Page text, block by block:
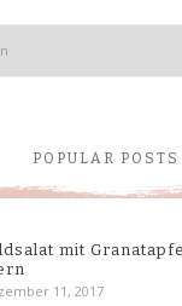
POPULAR POSTS
mit
11, 2017